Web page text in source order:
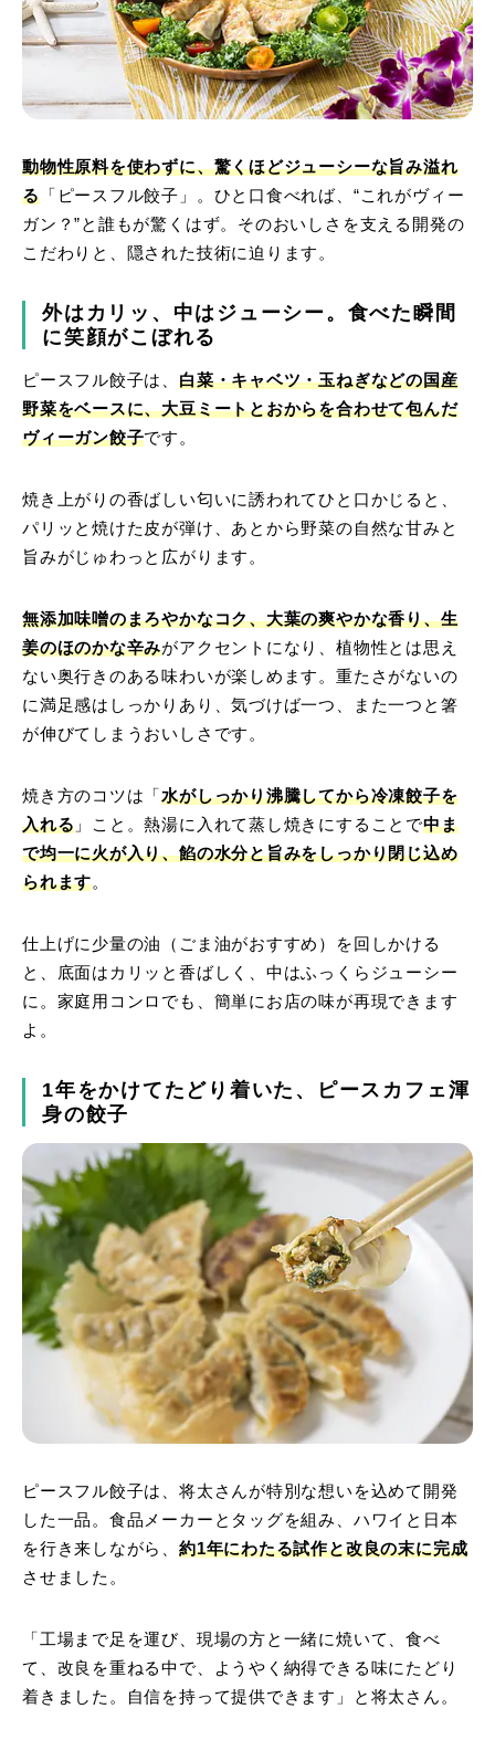
動物性原料を使わずに、驚くほどジューシーな旨み溢れ
る「ピースフル餃子」。ひと口食べれば、“これがヴィー
ガン？”と誰もが驚くはず。そのおいしさを支える開発の
こだわりと、隠された技術に迫ります。
外はカリッ、中はジューシー。食べた瞬間
に笑顔がこぼれる
ピースフル餃子は、白菜・キャベツ・玉ねぎなどの国産
野菜をベースに、大豆ミートとおからを合わせて包んだ
ヴィーガン餃子です。
焼き上がりの香ばしい匂いに誘われてひと口かじると、
パリッと焼けた皮が弾け、あとから野菜の自然な甘みと
旨みがじゅわっと広がります。
無添加味噌のまろやかなコク、大葉の爽やかな香り、生
姜のほのかな辛みがアクセントになり、植物性とは思え
ない奥行きのある味わいが楽しめます。重たさがないの
に満足感はしっかりあり、気づけば一つ、また一つと箸
が伸びてしまうおいしさです。
焼き方のコツは「水がしっかり沸騰してから冷凍餃子を
入れる 」こと。熱湯に入れて蒸し焼きにすることで中ま
で均一に火が入り、餡の水分と旨みをしっかり閉じ込め
られます。
仕上げに少量の油（ごま油がおすすめ）を回しかける
と、底面はカリッと香ばしく、中はふっくらジューシー
に。家庭用コンロでも、簡単にお店の味が再現できます
よ。
1年をかけてたどり着いた、ピースカフェ渾
身の餃子
ピースフル餃子は、将太さんが特別な想いを込めて開発
した一品。食品メーカーとタッグを組み、ハワイと日本
を行き来しながら、約1年にわたる試作と改良の末に完成
させました。
「工場まで足を運び、現場の方と一緒に焼いて、食べ
て、改良を重ねる中で、ようやく納得できる味にたどり
着きました。自信を持って提供できます」と将太さん。